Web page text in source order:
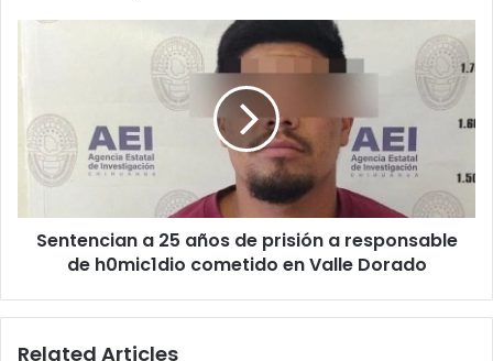
Juárez
de
prisión
responsable
de
h0mic1dio
cometido
Sentencian a 25 años de prisión a responsable
de h0mic1dio cometido en Valle Dorado
Related Articles